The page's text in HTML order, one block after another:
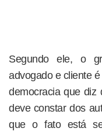
Segundo ele, o
advogado e cliente
democracia que diz
deve constar dos
que o fato está